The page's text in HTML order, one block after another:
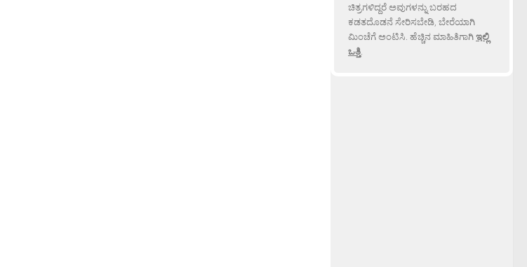
ಚಿತ್ರಗಳಿದ್ದರೆ ಅವುಗಳನ್ನು ಬರಹದ
ಕಡತದೊಡನೆ ಸೇರಿಸಬೇಡಿ, ಬೇರೆಯಾಗಿ
ಮಿಂಚೆಗೆ ಅಂಟಿಸಿ. ಹೆಚ್ಚಿನ ಮಾಹಿತಿಗಾಗಿಇಲ್ಲಿ
ಒತ್ತಿ.